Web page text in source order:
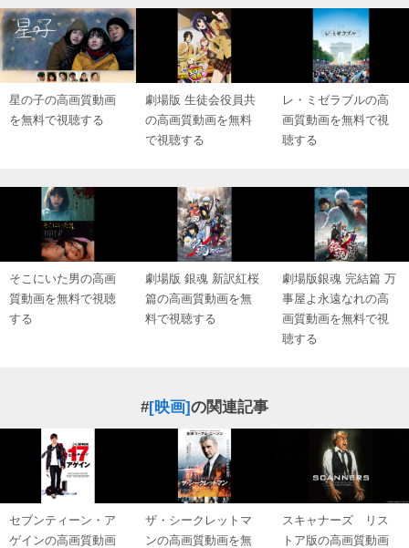
星の子の高画質動画
を無料で視聴する
劇場版 生徒会役員共
の高画質動画を無料
で視聴する
レ・ミゼラブルの高
画質動画を無料で視
聴する
そこにいた男の高画
質動画を無料で視聴
する
劇場版 銀魂 新訳紅桜
篇の高画質動画を無
料で視聴する
劇場版銀魂 完結篇 万
事屋よ永遠なれの高
画質動画を無料で視
聴する
#[映画]の関連記事
セブンティーン・ア
ゲインの高画質動画
ザ・シークレットマ
ンの高画質動画を無
スキャナーズ リス
トア版の高画質動画